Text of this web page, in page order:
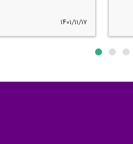
۱۴۰۱/۱۱/۱۷